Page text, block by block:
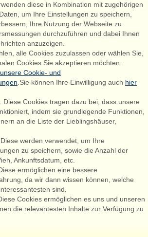
Strand Feriehuse, Lønne
Houstrupvej 170, Lønne
6830 Nørre Nebel
+45 70 60 87 78
Facebook
ApS | CVR 27 23 39 10 |
Dänemark, Ferienhaus 50987, 14
diese in Kombination mit zugehörigen
um Ihre Einstellungen zu speichern,
Ihre Nutzung der Webseite zu
durchzuführen und dabei Ihnen
anzuzeigen.
alle Cookies zuzulassen oder wählen Sie,
Cookies Sie akzeptieren möchten.
Cookie- und
.Sie können Ihre Einwilligung auch hier
Diese Cookies tragen dazu bei, dass unsere
indem sie grundlegende Funktionen,
an die Liste der Lieblingshäuser,
werden verwendet, um Ihre
zu speichern, sowie die Anzahl der
Ankunftsdatum, etc.
ermöglichen eine bessere
da wir dann wissen können, welche
sind.
Cookies ermöglichen es uns und unseren
die relevantesten Inhalte zur Verfügung zu